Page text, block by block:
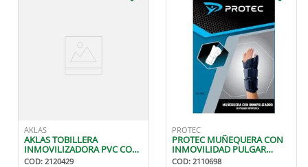
AKLAS
AKLAS TOBILLERA
INMOVILIZADORA PVC CON
CIERRE TALLA S
COD: 2120429
PROTEC
PROTEC MUÑEQUERA CON
INMOVILIDAD PULGAR
IZQUIERDA S
COD: 2110698